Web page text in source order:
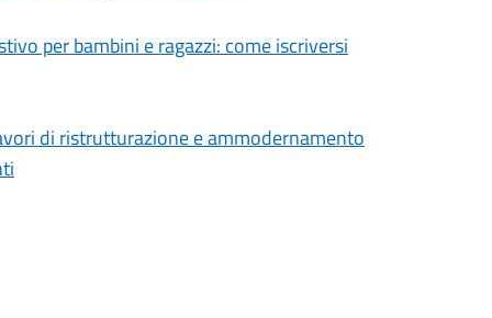
per bambini e ragazzi: come iscriversi
di ristrutturazione e ammodernamento